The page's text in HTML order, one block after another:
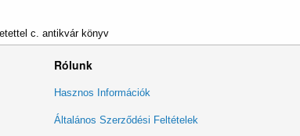
c. antikvár könyv
Rólunk
Lábléc
menü
Hasznos Információk
Általános Szerződési Feltételek